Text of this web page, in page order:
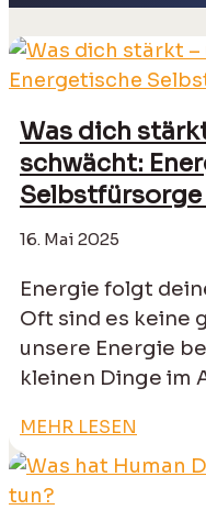
Was dich
schwächt:
16. Mai 2025
Energie folgt
Oft sind es keine
unsere Energie
kleinen Dinge im
MEHR LESEN